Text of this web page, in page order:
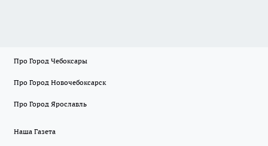
Про Город Чебоксары
Про Город Новочебоксарск
Про Город Ярославль
Наша Газета